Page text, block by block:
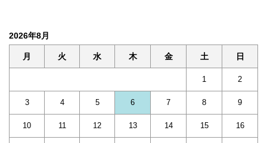
2026年8月
月 火 水 木 金 土 日
1 2
3 4 5 6 7 8 9
10 11 12 13 14 15 16